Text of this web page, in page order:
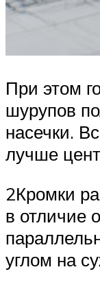
При этом
шурупов
насечки.
лучше
2Кромки
в отличие
углом на